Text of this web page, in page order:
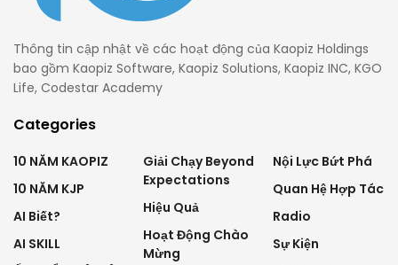
Thông tin cập nhật về các hoạt động của Kaopiz Holdings
bao gồm Kaopiz Software, Kaopiz Solutions, Kaopiz INC, KGO
Life, Codestar Academy
Categories
10 NĂM KAOPIZ
10 NĂM KJP
AI Biết?
AI SKILL
Giải Chạy Beyond
Expectations
Hiệu Quả
Hoạt Động Chào
Mừng
Nội Lực Bứt Phá
Quan Hệ Hợp Tác
Radio
Sự Kiện